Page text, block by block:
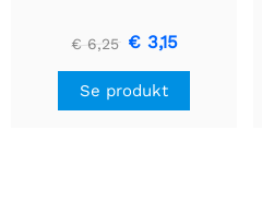
€ 6,25 € 3,15
Se produkt